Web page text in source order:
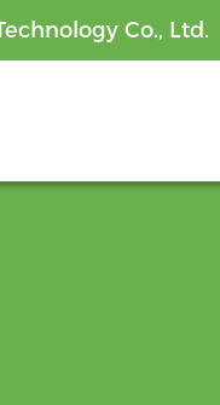
Co., Ltd.